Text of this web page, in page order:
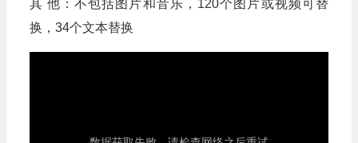
其 他：不包括图片和音乐，120个图片或视频可替
换，34个文本替换